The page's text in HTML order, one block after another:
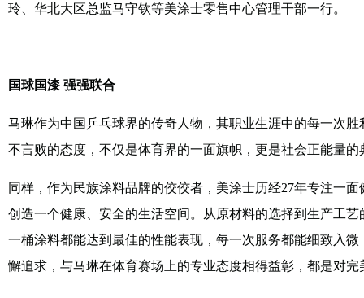
玲、华北大区总监马守钦等美涂士零售中心管理干部一行。
国球国漆 强强联合
马琳作为中国乒乓球界的传奇人物，其职业生涯中的每一次
不言败的态度，不仅是体育界的一面旗帜，更是社会正能量的
同样，作为民族涂料品牌的佼佼者，美涂士历经27年专注一
创造一个健康、安全的生活空间。从原材料的选择到生产工
一桶涂料都能达到最佳的性能表现，每一次服务都能细致入
懈追求，与马琳在体育赛场上的专业态度相得益彰，都是对完